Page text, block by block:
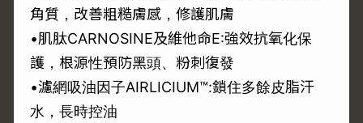
角質，改善粗糙膚感，修護肌膚
•肌肽CARNOSINE及維他命E:強效抗氧化保
護，根源性預防黑頭、粉刺復發
•濾網吸油因子AIRLICIUM™:鎖住多餘皮脂汗
水，長時控油